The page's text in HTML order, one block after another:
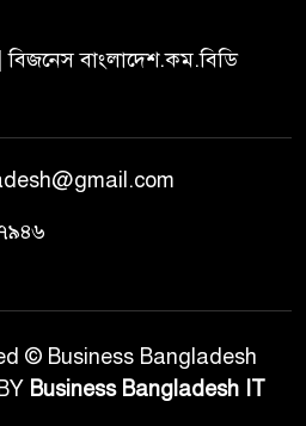
বিজনেস বাংলাদেশ.কম.বিডি
© Business Bangladesh
Business Bangladesh IT